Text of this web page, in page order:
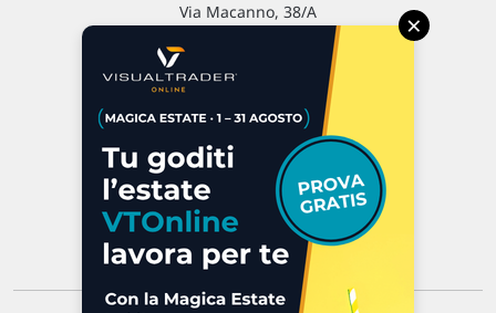
Via Macanno, 38/A
P.IVA 02 452 460 401
Chi siamo
Commenti e segnalazioni
Contattaci
×